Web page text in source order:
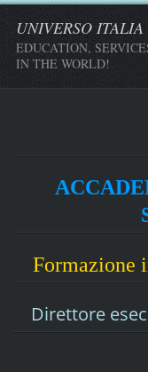
UNIVERSO
EDUCATION,
IN THE WORLD!
Formazione
Direttore